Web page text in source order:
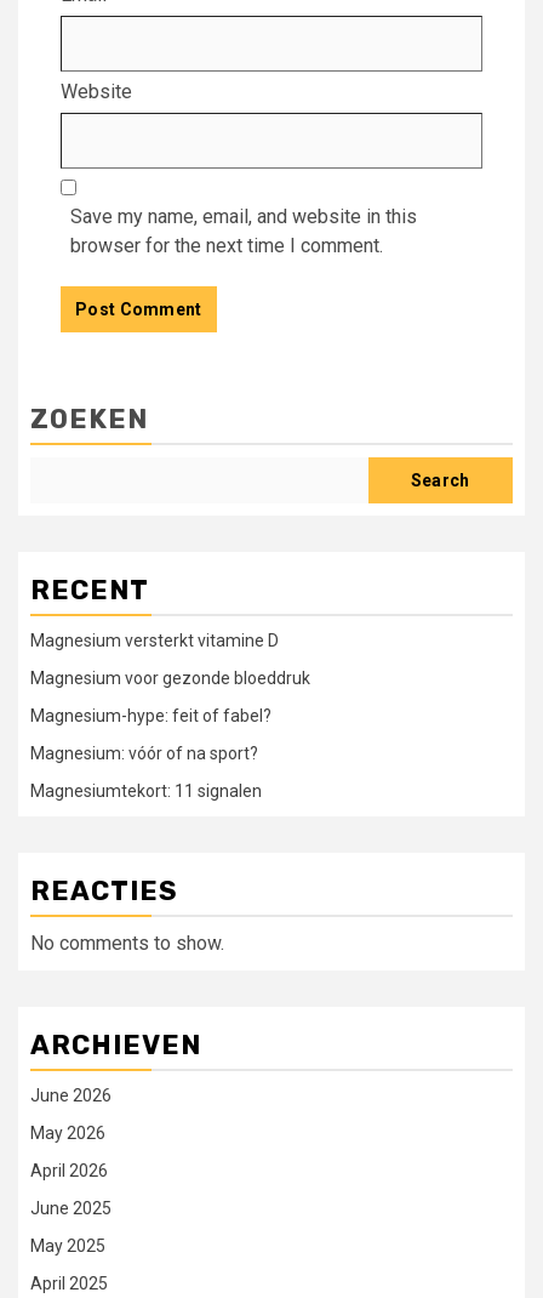
Website
Save my name, email, and website in this
browser for the next time I comment.
ZOEKEN
Search
RECENT
Magnesium versterkt vitamine D
Magnesium voor gezonde bloeddruk
Magnesium-hype: feit of fabel?
Magnesium: vóór of na sport?
Magnesiumtekort: 11 signalen
REACTIES
No comments to show.
ARCHIEVEN
June 2026
May 2026
April 2026
June 2025
May 2025
April 2025